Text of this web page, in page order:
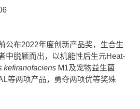
公布2022年度创新产品奖，生合生
中脱颖而出，以机能性后生元Heat-
kefiranofaciens M1及宠物益生菌
等两项产品，勇夺两项优等奖殊